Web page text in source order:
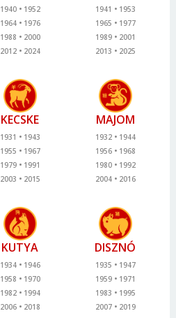
1940
1952
1964
1976
1988
2000
2012
2024
1941
1953
1965
1977
1989
2001
2013
2025
KECSKE
1931
1943
1955
1967
1979
1991
2003
2015
MAJOM
1932
1944
1956
1968
1980
1992
2004
2016
KUTYA
1934
1946
1958
1970
1982
1994
2006
2018
DISZNÓ
1935
1947
1959
1971
1983
1995
2007
2019